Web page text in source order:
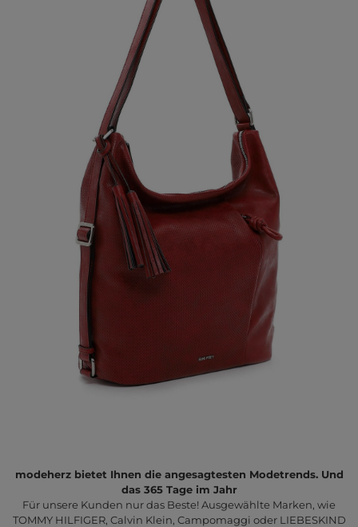
modeherz bietet Ihnen die angesagtesten Modetrends. Und
das 365 Tage im Jahr
Für unsere Kunden nur das Beste! Ausgewählte Marken, wie
TOMMY HILFIGER, Calvin Klein, Campomaggi oder LIEBESKIND